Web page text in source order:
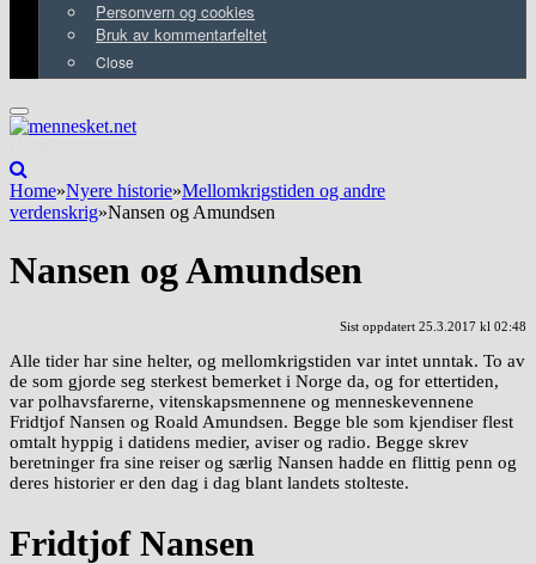
Personvern og cookies
Bruk av kommentarfeltet
Close
Home»Nyere historie»Mellomkrigstiden og andre
verdenskrig»Nansen og Amundsen
Nansen og Amundsen
Sist oppdatert 25.3.2017 kl 02:48
Alle tider har sine helter, og mellomkrigstiden var intet unntak. To av
de som gjorde seg sterkest bemerket i Norge da, og for ettertiden,
var polhavsfarerne, vitenskapsmennene og menneskevennene
Fridtjof Nansen og Roald Amundsen. Begge ble som kjendiser flest
omtalt hyppig i datidens medier, aviser og radio. Begge skrev
beretninger fra sine reiser og særlig Nansen hadde en flittig penn og
deres historier er den dag i dag blant landets stolteste.
Fridtjof Nansen